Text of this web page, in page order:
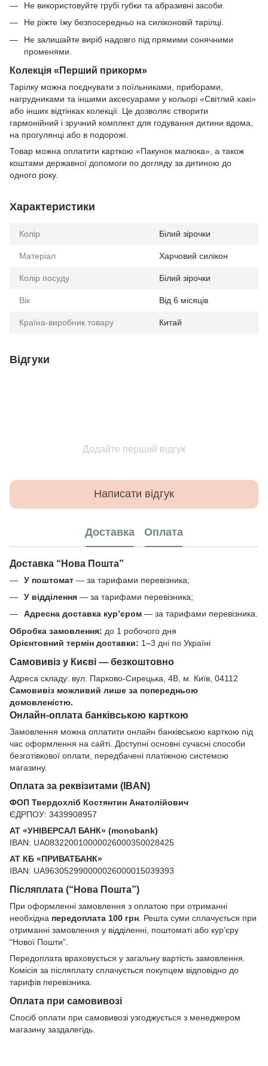
Не використовуйте грубі губки та абразивні засоби.
Не ріжте їжу безпосередньо на силіконовій тарілці.
Не залишайте виріб надовго під прямими сонячними
променями.
Колекція «Перший прикорм»
Тарілку можна поєднувати з поїльниками, приборами,
нагрудниками та іншими аксесуарами у кольорі «Світлий хакі»
або інших відтінках колекції. Це дозволяє створити
гармонійний і зручний комплект для годування дитини вдома,
на прогулянці або в подорожі.
Товар можна оплатити карткою «Пакунок малюка», а також
коштами державної допомоги по догляду за дитиною до
одного року.
Характеристики
Колір Білий зірочки
Матеріал Харчовий силікон
Колір посуду Білий зірочки
Вік Від 6 місяців
Країна-виробник товару Китай
Відгуки
Додайте перший відгук
Написати відгук
Доставка Оплата
Доставка “Нова Пошта”
У поштомат — за тарифами перевізника;
У відділення — за тарифами перевізника;
Адресна доставка кур’єром — за тарифами перевізника.
Обробка замовлення: до 1 робочого дня
Орієнтовний термін доставки: 1–3 дні по Україні
Самовивіз у Києві — безкоштовно
Адреса складу: вул. Парково-Сирецька, 4В, м. Київ, 04112
Самовивіз можливий лише за попередньою
домовленістю.
Онлайн-оплата банківською карткою
Замовлення можна оплатити онлайн банківською карткою під
час оформлення на сайті. Доступні основні сучасні способи
безготівкової оплати, передбачені платіжною системою
магазину.
Оплата за реквізитами (IBAN)
ФОП Твердохліб Костянтин Анатолійович
ЄДРПОУ: 3439908957
АТ «УНІВЕРСАЛ БАНК» (monobank)
IBAN: UA083220010000026000350028425
АТ КБ «ПРИВАТБАНК»
IBAN: UA963052990000026000015039393
Післяплата (“Нова Пошта”)
При оформленні замовлення з оплатою при отриманні
необхідна передоплата 100 грн . Решта суми сплачується при
отриманні замовлення у відділенні, поштоматі або кур’єру
“Нової Пошти”.
Передоплата враховується у загальну вартість замовлення.
Комісія за післяплату сплачується покупцем відповідно до
тарифів перевізника.
Оплата при самовивозі
Спосіб оплати при самовивозі узгоджується з менеджером
магазину заздалегідь.